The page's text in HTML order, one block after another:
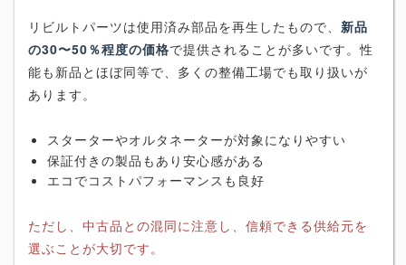
リビルトパーツは使用済み部品を再生したもので、 新品
の30〜50％程度の価格で提供されることが多いです。性
能も新品とほぼ同等で、多くの整備工場でも取り扱いが
あります。
スターターやオルタネーターが対象になりやすい
保証付きの製品もあり安心感がある
エコでコストパフォーマンスも良好
ただし、中古品との混同に注意し、信頼できる供給元を
選ぶことが大切です。